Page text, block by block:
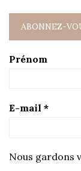
ABONNEZ-
Prénom
E-mail *
Nous gardons